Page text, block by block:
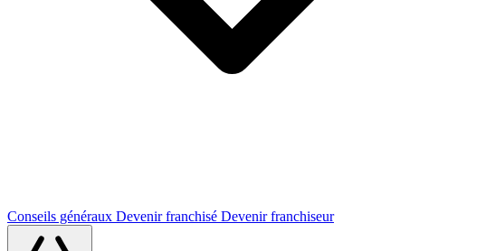
Conseils généraux Devenir franchisé Devenir franchiseur